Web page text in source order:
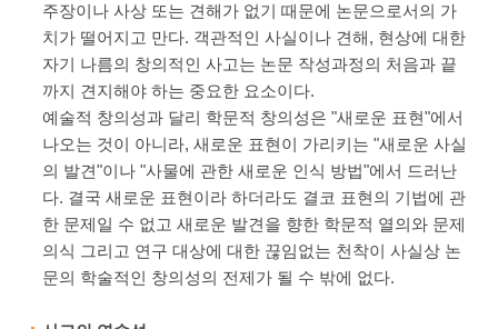
주장이나 사상 또는 견해가 없기 때문에 논문으로서의 가
치가 떨어지고 만다. 객관적인 사실이나 견해, 현상에 대한
자기 나름의 창의적인 사고는 논문 작성과정의 처음과 끝
까지 견지해야 하는 중요한 요소이다.
예술적 창의성과 달리 학문적 창의성은 "새로운 표현"에서
나오는 것이 아니라, 새로운 표현이 가리키는 "새로운 사실
의 발견"이나 "사물에 관한 새로운 인식 방법"에서 드러난
다. 결국 새로운 표현이라 하더라도 결코 표현의 기법에 관
한 문제일 수 없고 새로운 발견을 향한 학문적 열의와 문제
의식 그리고 연구 대상에 대한 끊임없는 천착이 사실상 논
문의 학술적인 창의성의 전제가 될 수 밖에 없다.